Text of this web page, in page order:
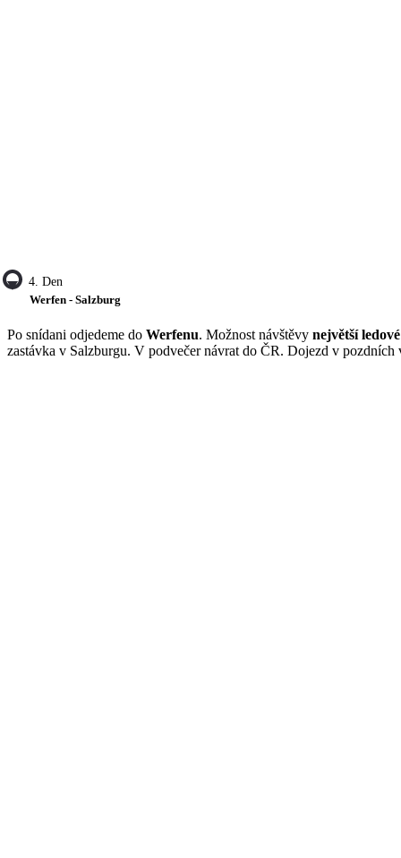
4. Den
Werfen - Salzburg
Po snídani odjedeme do Werfenu. Možnost návštěvy největší
zastávka v Salzburgu. V podvečer návrat do ČR. Dojezd v pozdních